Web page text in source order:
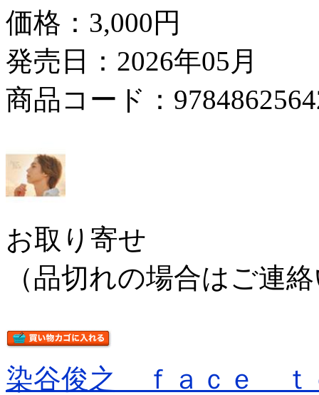
価格： 3,000円
発売日：2026年05月
商品コード：
お取り寄せ
（品切れの場合はご連
染谷俊之 ｆａｃｅ